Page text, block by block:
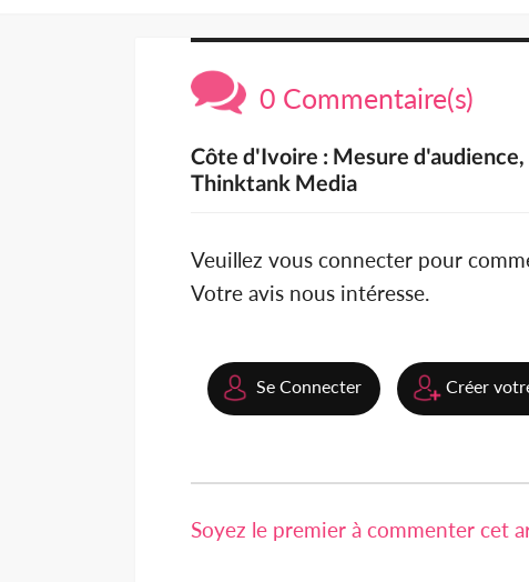
0 Commentaire(s)
Côte d'Ivoire : Mesure
Thinktank Media
Veuillez vous connecter pour
Votre avis nous intéresse.
Se Connecter Créer
Soyez le premier à commenter cet